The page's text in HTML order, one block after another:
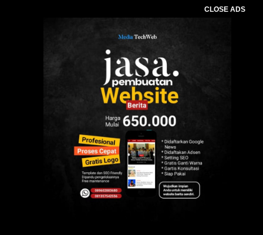
CLOSE ADS